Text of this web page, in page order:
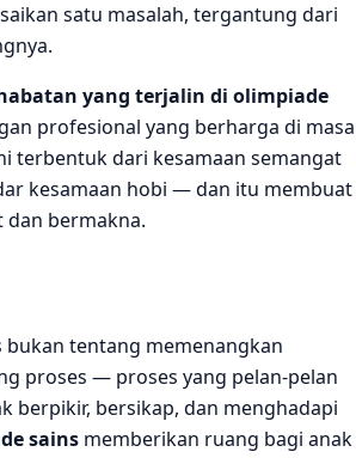
satu masalah, tergantung dari
yang terjalin di olimpiade
profesional yang berharga di masa
terbentuk dari kesamaan semangat
kesamaan hobi — dan itu membuat
dan bermakna.
tentang memenangkan
proses — proses yang pelan-pelan
berpikir, bersikap, dan menghadapi
sains memberikan ruang bagi anak